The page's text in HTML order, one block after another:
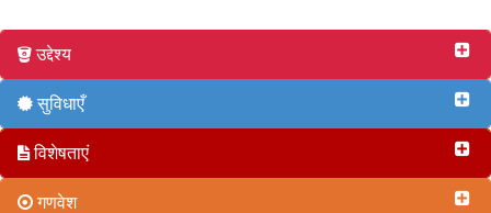
उद्देश्य
सुविधाएँ
विशेषताएं
गणवेश